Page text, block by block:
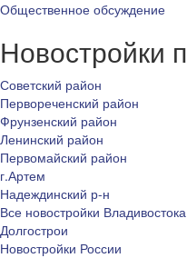
Общественное обсуждение
Новостройки
Советский район
Первореченский район
Фрунзенский район
Ленинский район
Первомайский район
г.Артем
Надеждинский р-н
Все новостройки Владивостока
Долгострои
Новостройки России